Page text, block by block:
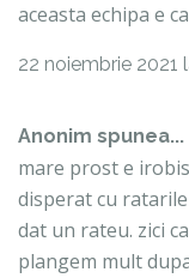
aceasta echipa e
22 noiembrie 2021
Anonim spunea...
mare prost e
disperat cu
dat un rateu. zici
plangem mult